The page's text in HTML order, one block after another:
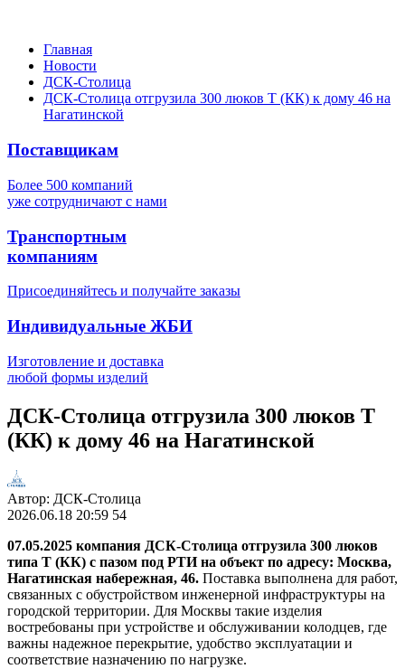
Главная
Новости
ДСК-Столица
ДСК-Столица отгрузила 300 люков Т (КК) к дому 46 на
Нагатинской
Поставщикам
Более 500 компаний
уже сотрудничают с нами
Транспортным
компаниям
Присоединяйтесь и получайте заказы
Индивидуальные ЖБИ
Изготовление и доставка
любой формы изделий
ДСК-Столица отгрузила 300 люков Т
(КК) к дому 46 на Нагатинской
Автор: ДСК-Столица
2026.06.18 20:59 54
07.05.2025 компания ДСК-Столица отгрузила 300 люков
типа Т (КК) с пазом под РТИ на объект по адресу: Москва,
Нагатинская набережная, 46. Поставка выполнена для работ,
связанных с обустройством инженерной инфраструктуры на
городской территории. Для Москвы такие изделия
востребованы при устройстве и обслуживании колодцев, где
важны надежное перекрытие, удобство эксплуатации и
соответствие назначению по нагрузке.